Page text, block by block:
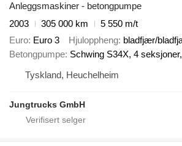
Anleggsmaskiner - betongpumpe
2003
305 000 km
5 550 m/t
Euro Euro 3 Hjuloppheng bladfjær/
Betongpumpe Schwing S34X, 4
Tyskland, Heuchelheim
Jungtrucks GmbH